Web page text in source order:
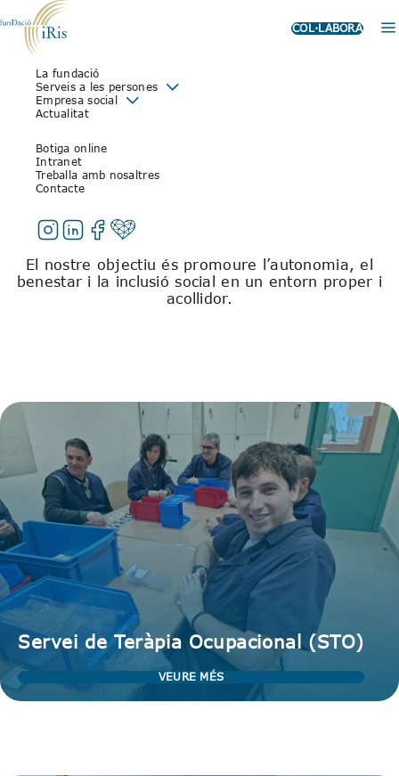
COL·LABORA
La fundació
Serveis a les persones
Empresa social
Actualitat
Botiga online
Intranet
Treballa amb nosaltres
Contacte
ÀREA D’ATENCIÓ DIÜRNA
En l’Àrea d’Atenció Diürna oferim un espai d’atenció
a les persones al llarg de la seva vida adulta, dirigit
els suport necessaris amb itineraris i programes
adaptats a cada persona.
El nostre objectiu és promoure l’autonomia, el
benestar i la inclusió social en un entorn proper i
acollidor.
Servei de Teràpia Ocupacional (STO)
VEURE MÉS